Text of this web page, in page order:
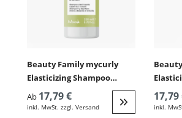
Beauty Family mycurly
Elasticizing Shampoo
(lockiges Haar)
Ab 17,79 €
inkl. MwSt. zzgl. Versand Weiter zur
125ml
17,79
inkl.